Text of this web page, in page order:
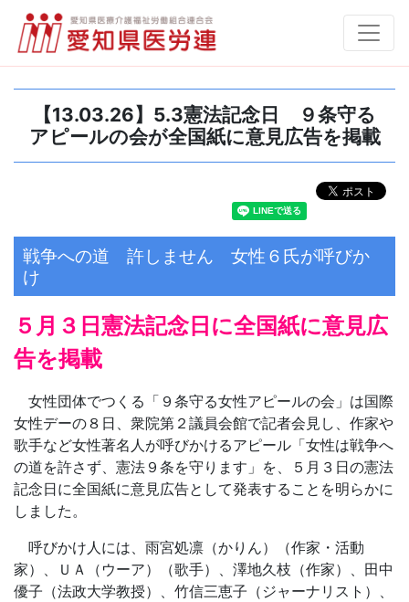
【13.03.26】5.3憲法記念日 ９条守る
アピールの会が全国紙に意見広告を掲載
戦争への道 許しません 女性６氏が呼びか
け
５月３日憲法記念日に全国紙に意見広
告を掲載
女性団体でつくる「９条守る女性アピールの会」は国際
女性デーの８日、衆院第２議員会館で記者会見し、作家や
歌手など女性著名人が呼びかけるアピール「女性は戦争へ
の道を許さず、憲法９条を守ります」を、５月３日の憲法
記念日に全国紙に意見広告として発表することを明らかに
しました。
呼びかけ人には、雨宮処凛（かりん）（作家・活動
家）、ＵＡ（ウーア）（歌手）、澤地久枝（作家）、田中
優子（法政大学教授）、竹信三恵子（ジャーナリスト）、